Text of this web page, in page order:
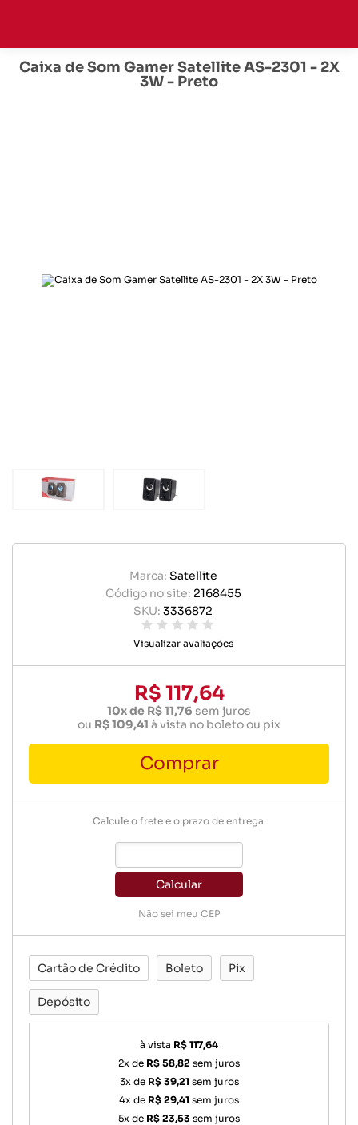
Caixa de Som Gamer Satellite AS-2301 - 2X
3W - Preto
Marca: Satellite
Código no site: 2168455
SKU: 3336872
Visualizar avaliações
R$ 117,64
10x de R$ 11,76 sem juros
ou R$ 109,41 à vista no boleto ou pix
Comprar
Calcule o frete e o prazo de entrega.
Calcular
Não sei meu CEP
Cartão de Crédito Boleto Pix
Depósito
à vista R$ 117,64
2x de R$ 58,82 sem juros
3x de R$ 39,21 sem juros
4x de R$ 29,41 sem juros
5x de R$ 23,53 sem juros